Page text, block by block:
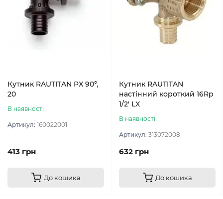
Кутник RAUTITAN PX 90°,
20
В наявності
Артикул: 160022001
413 грн
До кошика
Кутник RAUTITAN
настінний короткий 16Rp
1/2' LX
В наявності
Артикул: 313072008
632 грн
До кошика